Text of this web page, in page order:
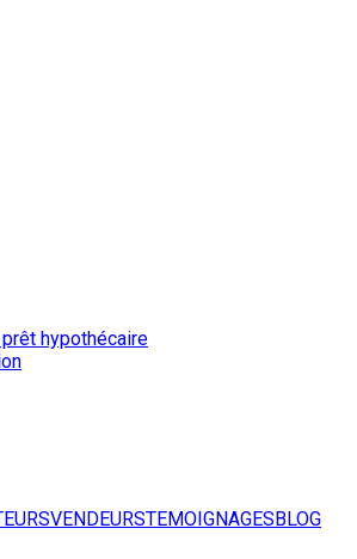
hypothécaire
VENDEURSTEMOIGNAGESBLOG